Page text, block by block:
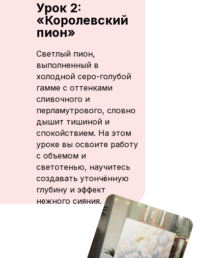
Светлый пион,
выполненный в
холодной серо-голубой
гамме с оттенками
сливочного и
перламутрового, словно
дышит тишиной и
спокойствием. На этом
уроке вы освоите работу
с объемом и
светотенью, научитесь
создавать утончённую
глубину и эффект
нежного сияния.
Урок 2:
«Королевский
пион»